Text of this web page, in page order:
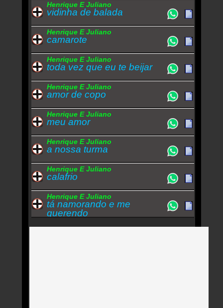
Henrique E Juliano
vidinha de balada
Henrique E Juliano
camarote
Henrique E Juliano
toda vez que eu te beijar
Henrique E Juliano
amor de copo
Henrique E Juliano
meu amor
Henrique E Juliano
a nossa turma
Henrique E Juliano
calafrio
Henrique E Juliano
tá namorando e me
querendo